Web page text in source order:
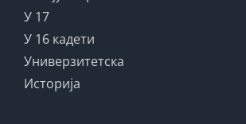
У 17
У 16 кадети
Универзитетска
Историја